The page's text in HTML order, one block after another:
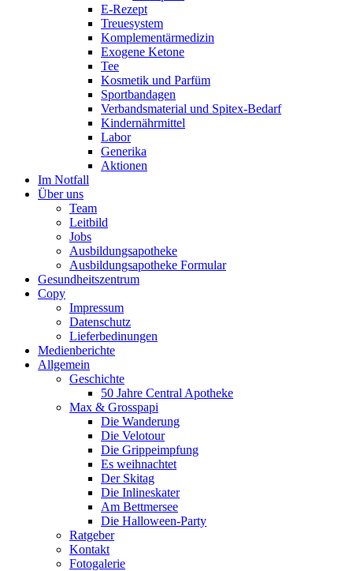
E-Rezept
Treuesystem
Komplementärmedizin
Exogene Ketone
Tee
Kosmetik und Parfüm
Sportbandagen
Verbandsmaterial und Spitex-Bedarf
Kindernährmittel
Labor
Generika
Aktionen
Im Notfall
Über uns
Team
Leitbild
Jobs
Ausbildungsapotheke
Ausbildungsapotheke Formular
Gesundheitszentrum
Copy
Impressum
Datenschutz
Lieferbedinungen
Medienberichte
Allgemein
Geschichte
50 Jahre Central Apotheke
Max & Grosspapi
Die Wanderung
Die Velotour
Die Grippeimpfung
Es weihnachtet
Der Skitag
Die Inlineskater
Am Bettmersee
Die Halloween-Party
Ratgeber
Kontakt
Fotogalerie